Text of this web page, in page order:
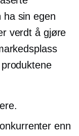
ha sin egen
verdt å gjøre
enn